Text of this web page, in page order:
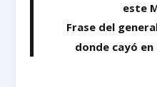
este
Frase del
donde cayó